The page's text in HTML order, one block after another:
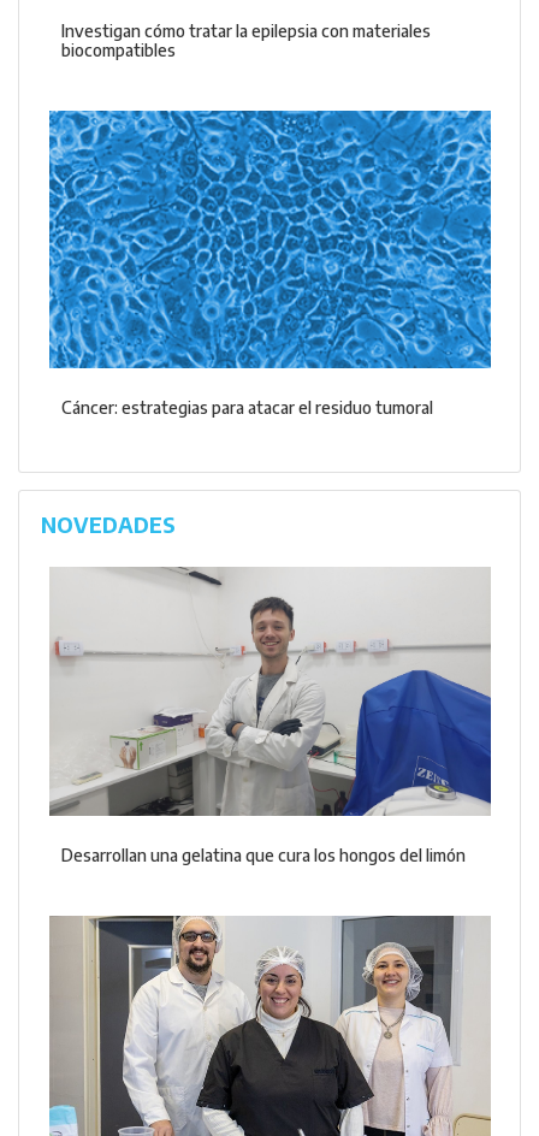
Investigan cómo tratar la epilepsia con materiales
biocompatibles
Cáncer: estrategias para atacar el residuo tumoral
NOVEDADES
Desarrollan una gelatina que cura los hongos del limón